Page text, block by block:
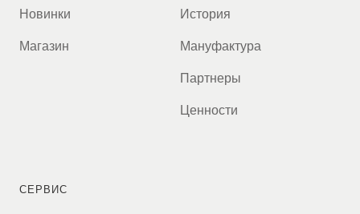
Новинки
Магазин
История
Мануфактура
Партнеры
Ценности
СЕРВИС